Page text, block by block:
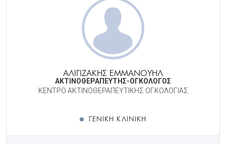
ΑΛΙΓΙΖΑΚΗΣ ΕΜΜΑΝΟΥΗΛ
ΑΚΤΙΝΟΘΕΡΑΠΕΥΤΗΣ-ΟΓΚΟΛΟΓΟΣ
ΚΕΝΤΡΟ ΑΚΤΙΝΟΘΕΡΑΠΕΥΤΙΚΗΣ ΟΓΚΟΛΟΓΙΑΣ
ΓΕΝΙΚΉ ΚΛΙΝΙΚΉ